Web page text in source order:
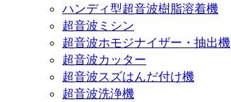
ハンディ型超音波樹脂溶着機
超音波ミシン
超音波ホモジナイザー・抽出機
超音波カッター
超音波スズはんだ付け機
超音波洗浄機